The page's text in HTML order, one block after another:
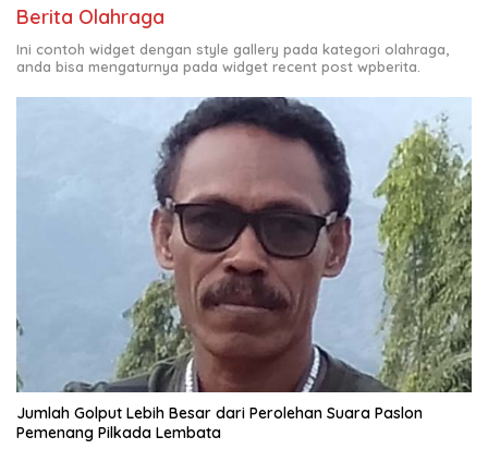
Berita Olahraga
Ini contoh widget dengan style gallery pada kategori olahraga,
anda bisa mengaturnya pada widget recent post wpberita.
Jumlah Golput Lebih Besar dari Perolehan Suara Paslon
Pemenang Pilkada Lembata